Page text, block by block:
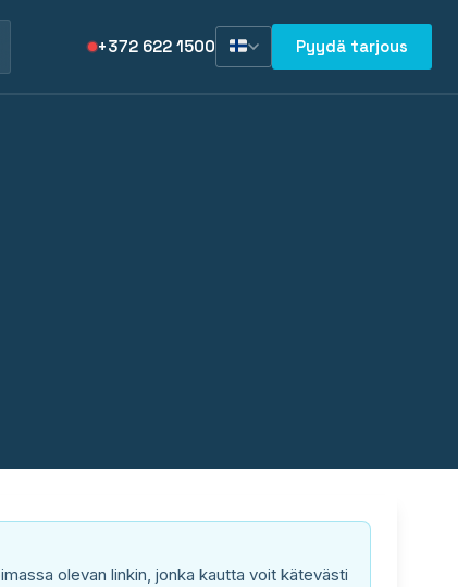
+372 622 1500 Pyydä tarjous
olevan linkin, jonka kautta voit kätevästi